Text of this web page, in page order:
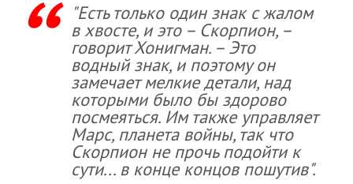
"Есть только один знак с жалом
в хвосте, и это – Скорпион, –
говорит Хонигман. – Это
водный знак, и поэтому он
замечает мелкие детали, над
которыми было бы здорово
посмеяться. Им также управляет
Марс, планета войны, так что
Скорпион не прочь подойти к
сути... в конце концов пошутив".